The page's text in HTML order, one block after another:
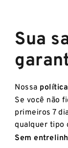
Sua
Nossa
Se você não
primeiros 7
qualquer tipo
Sem